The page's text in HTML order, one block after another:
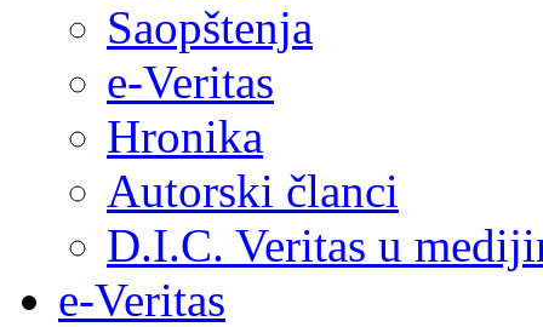
Saopštenja
e-Veritas
Hronika
Autorski članci
D.I.C. Veritas u
e-Veritas